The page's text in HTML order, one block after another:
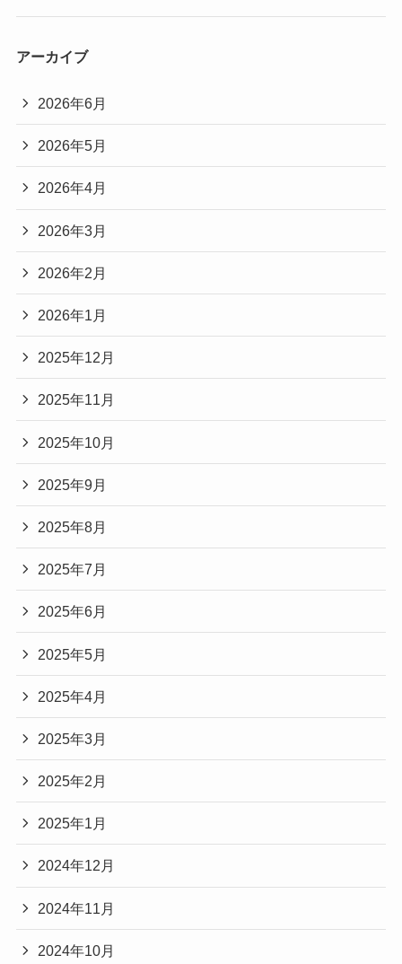
アーカイブ
2026年6月
2026年5月
2026年4月
2026年3月
2026年2月
2026年1月
2025年12月
2025年11月
2025年10月
2025年9月
2025年8月
2025年7月
2025年6月
2025年5月
2025年4月
2025年3月
2025年2月
2025年1月
2024年12月
2024年11月
2024年10月